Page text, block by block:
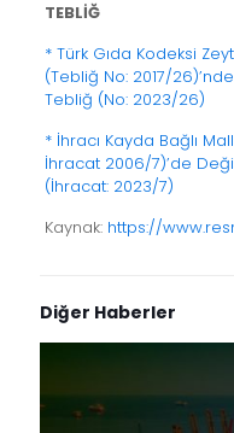
TEBLİĞ
* Türk Gıda Kodeksi
(Tebliğ No: 2017/
Tebliğ (No: 2023/26)
* İhracı Kayda Bağlı
İhracat 2006/7)’de
(İhracat: 2023/7)
Kaynak: https://
Diğer Haberler